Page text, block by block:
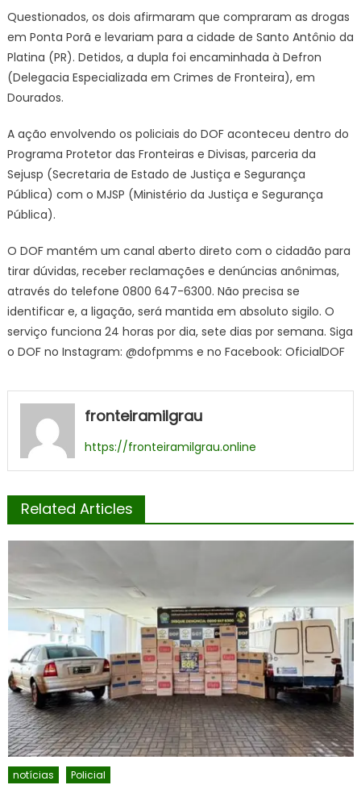
Questionados, os dois afirmaram que compraram as drogas
em Ponta Porã e levariam para a cidade de Santo Antônio da
Platina (PR). Detidos, a dupla foi encaminhada à Defron
(Delegacia Especializada em Crimes de Fronteira), em
Dourados.
A ação envolvendo os policiais do DOF aconteceu dentro do
Programa Protetor das Fronteiras e Divisas, parceria da
Sejusp (Secretaria de Estado de Justiça e Segurança
Pública) com o MJSP (Ministério da Justiça e Segurança
Pública).
O DOF mantém um canal aberto direto com o cidadão para
tirar dúvidas, receber reclamações e denúncias anônimas,
através do telefone 0800 647-6300. Não precisa se
identificar e, a ligação, será mantida em absoluto sigilo. O
serviço funciona 24 horas por dia, sete dias por semana. Siga
o DOF no Instagram: @dofpmms e no Facebook: OficialDOF
fronteiramilgrau
https://fronteiramilgrau.online
Related Articles
notícias Policial